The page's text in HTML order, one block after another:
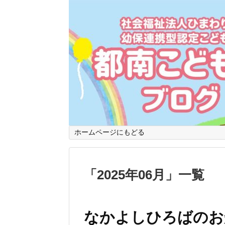
ホームページにもどる
「 2025年06月 」 一覧
なかよしひろばの